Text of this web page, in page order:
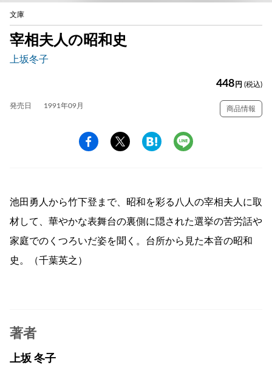
文庫
宰相夫人の昭和史
上坂冬子
448 円 (税込)
発売日 1991年09月 商品情報
池田勇人から竹下登まで、昭和を彩る八人の宰相夫人に取
材して、華やかな表舞台の裏側に隠された選挙の苦労話や
家庭でのくつろいだ姿を聞く。台所から見た本音の昭和
史。（千葉英之）
著者
上坂 冬子